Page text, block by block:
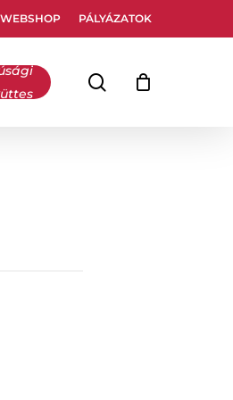
WEBSHOP PÁLYÁZATOK
keresés
Kosár